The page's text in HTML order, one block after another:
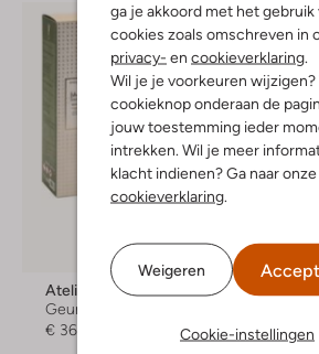
ga je akkoord met het gebruik
cookies zoals omschreven in
privacy- en cookieverklaring.
Wil je je voorkeuren wijzigen?
cookieknop onderaan de
jouw toestemming ieder
intrekken. Wil je meer
klacht indienen? Ga naar onze
cookieverklaring.
Weigeren
Cookie-instellingen
Atelier Rebul
Geurstokjes
€ 36,99
Atelier
€ 119,99